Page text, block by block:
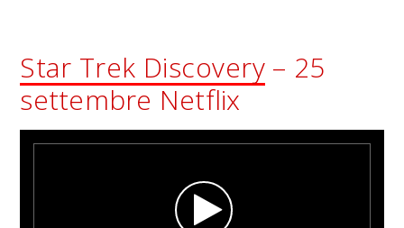
Star Trek Discovery– 25
settembre Netflix